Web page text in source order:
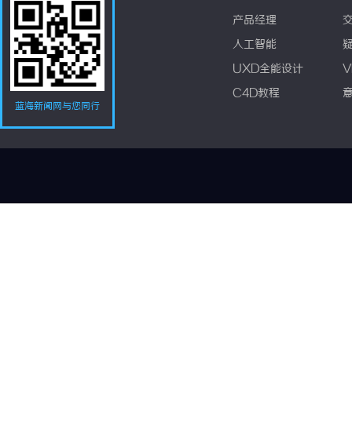
蓝海新闻网与您同行
产品经理
人工智能
UXD全能设计
C4D教程